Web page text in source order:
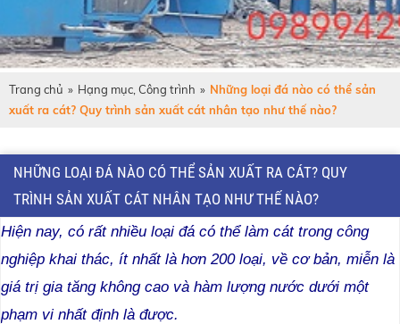
Trang chủ » Hạng mục, Công trình » Những loại đá nào có thể sản
xuất ra cát? Quy trình sản xuất cát nhân tạo như thế nào?
NHỮNG LOẠI ĐÁ NÀO CÓ THỂ SẢN XUẤT RA CÁT? QUY
TRÌNH SẢN XUẤT CÁT NHÂN TẠO NHƯ THẾ NÀO?
Hiện nay, có rất nhiều loại đá có thể làm cát trong công
nghiệp khai thác, ít nhất là hơn 200 loại, về cơ bản, miễn là
giá trị gia tăng không cao và hàm lượng nước dưới một
phạm vi nhất định là được.